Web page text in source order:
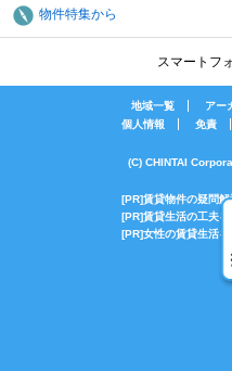
物件特集から
スマートフ
地域一覧 アー
個人情報
免責
(C) CHINTAI
[PR]賃貸物件の疑問
[PR]賃貸生活の工夫を
[PR]女性の賃貸生活